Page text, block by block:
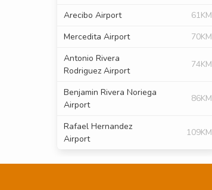
Arecibo Airport
61KM
Mercedita Airport
70KM
Antonio Rivera
Rodriguez Airport
74KM
Benjamin Rivera Noriega
Airport
86KM
Rafael Hernandez
Airport
109KM